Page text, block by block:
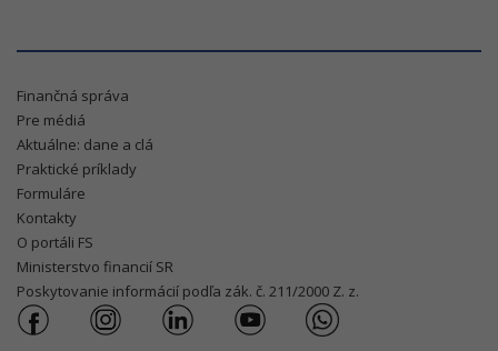
Finančná správa
Pre médiá
Aktuálne: dane a clá
Praktické príklady
Formuláre
Kontakty
O portáli FS
Ministerstvo financií SR
Poskytovanie informácií podľa zák. č. 211/2000 Z. z.